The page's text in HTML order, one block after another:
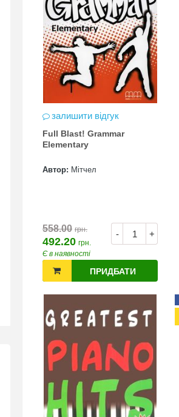
залишити відгук
Full Blast! Grammar
Elementary
Автор: Мітчел
- +
558.00 грн.
492.20 грн.
Є в наявності
ПРИДБАТИ